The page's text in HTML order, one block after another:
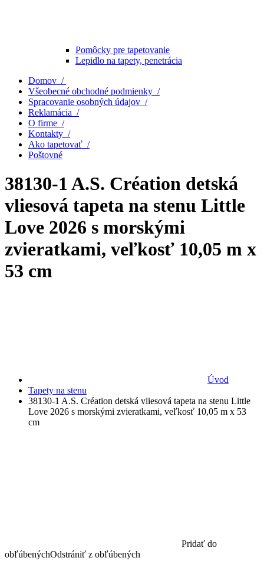
Pomôcky pre tapetovanie
Lepidlo na tapety, penetrácia
Domov /
Všeobecné obchodné podmienky /
Spracovanie osobných údajov /
Reklamácia /
O firme /
Kontakty /
Ako tapetovať /
Poštovné
38130-1 A.S. Création detská
vliesová tapeta na stenu Little
Love 2026 s morskými
zvieratkami, veľkosť 10,05 m x
53 cm
Úvod
Tapety na stenu
38130-1 A.S. Création detská vliesová tapeta na stenu Little
Love 2026 s morskými zvieratkami, veľkosť 10,05 m x 53
cm
Pridať do
obľúbenýchOdstrániť z obľúbených